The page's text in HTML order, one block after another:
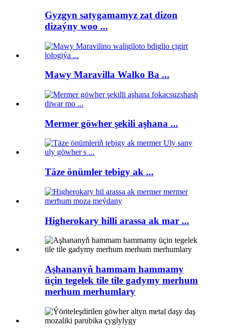
Gyzgyn satygamamyz zat dizon
dizaýny woo ...
Mawy Maravilla Walko Ba ...
Mermer göwher şekili aşhana ...
Täze önümler tebigy ak ...
Higherokary hilli arassa ak mar ...
Aşhananyň hammam hammamy
üçin tegelek tile tile gadymy merhum
merhum merhumlary